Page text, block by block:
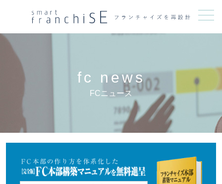
メニュー
fc news
FCニュース